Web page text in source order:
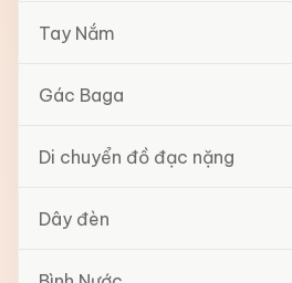
Tay Nắm
Gác Baga
Di chuyển đồ đạc nặng
Dây đèn